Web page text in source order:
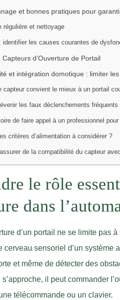
et bonnes pratiques pour
régulière et nettoyage
identifier les causes courantes de
d’Ouverture de Portail
et intégration domotique : limiter
capteur convient le mieux à un portail
les faux déclenchements fréquents
de faire appel à un professionnel pour
critères d’alimentation à considérer ?
de la compatibilité du capteur
le rôle
dans
d’un portail ne se limite pas
cerveau sensoriel d’un système
et même de détecter des
il peut commander
télécommande ou un clavier.